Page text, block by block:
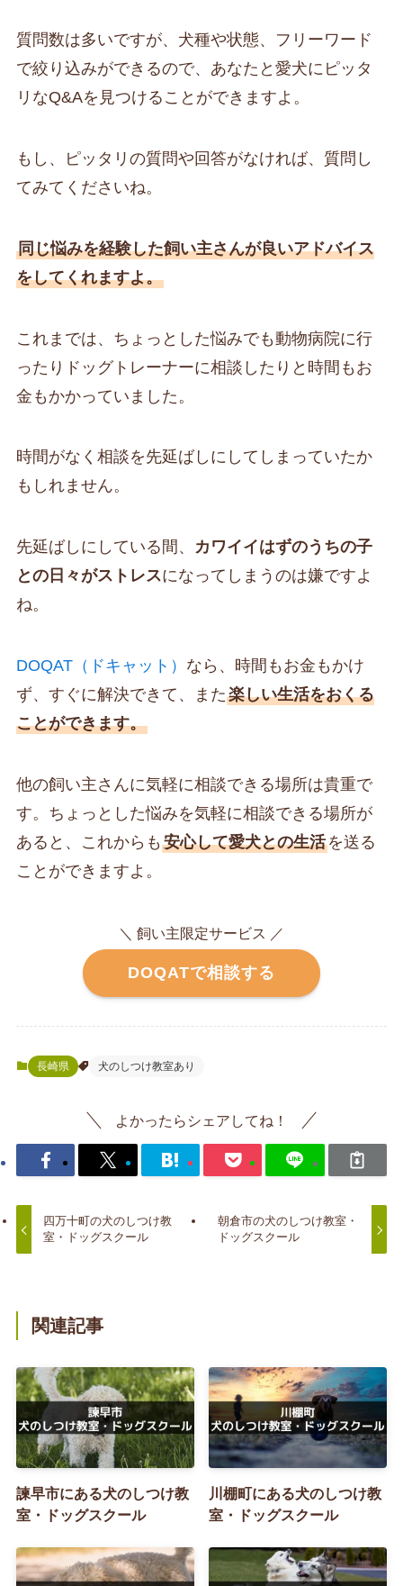
質問数は多いですが、犬種や状態、フリーワード
で絞り込みができるので、あなたと愛犬にピッタ
リなQ&Aを見つけることができますよ。
もし、ピッタリの質問や回答がなければ、質問し
てみてくださいね。
同じ悩みを経験した飼い主さんが良いアドバイス
をしてくれますよ。
これまでは、ちょっとした悩みでも動物病院に行
ったりドッグトレーナーに相談したりと時間もお
金もかかっていました。
時間がなく相談を先延ばしにしてしまっていたか
もしれません。
先延ばしにしている間、
カワイイはずのうちの子
との日々がストレスになってしまうのは嫌ですよ
ね。
DOQAT（ドキャット） なら、時間もお金もかけ
ず、すぐに解決できて、また楽しい生活をおくる
ことができます。
他の飼い主さんに気軽に相談できる場所は貴重で
す。ちょっとした悩みを気軽に相談できる場所が
あると、これからも 安心して愛犬との生活を送る
ことができますよ。
＼ 飼い主限定サービス ／
DOQATで相談する
長崎県 犬のしつけ教室あり
よかったらシェアしてね！
四万十町の犬のしつけ教
室・ドッグスクール
朝倉市の犬のしつけ教室・
ドッグスクール
関連記事
諫早市にある犬のしつけ教
室・ドッグスクール
川棚町にある犬のしつけ教
室・ドッグスクール